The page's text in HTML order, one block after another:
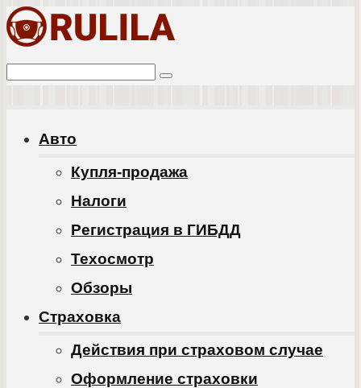
Перейти
контенту
Поиск:
Авто
Купля-продажа
Налоги
Регистрация в ГИБДД
Техосмотр
Обзоры
Cтраховка
Действия при страховом случае
Оформление страховки